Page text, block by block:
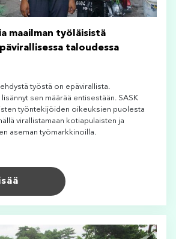
maailman työläisistä
taloudessa
työstä on epävirallista.
sen määrää entisestään. SASK
työntekijöiden oikeuksien puolesta
virallistamaan kotiapulaisten ja
aseman työmarkkinoilla.